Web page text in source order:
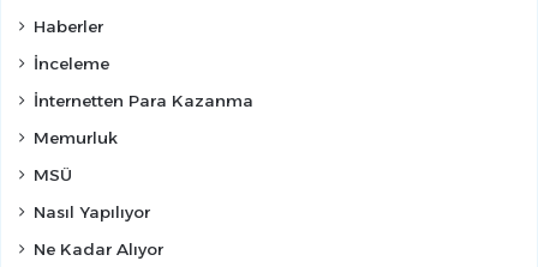
Haberler
İnceleme
İnternetten Para Kazanma
Memurluk
MSÜ
Nasıl Yapılıyor
Ne Kadar Alıyor